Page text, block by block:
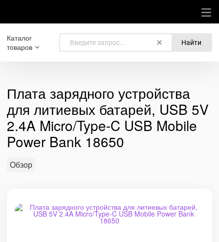
Каталог
товаров
Найти
Плата зарядного устройства
для литиевых батарей, USB 5V
2.4A Micro/Type-C USB Mobile
Power Bank 18650
Обзор